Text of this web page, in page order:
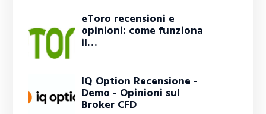
eToro recensioni e
opinioni: come funziona
il…
IQ Option Recensione -
Demo - Opinioni sul
Broker CFD